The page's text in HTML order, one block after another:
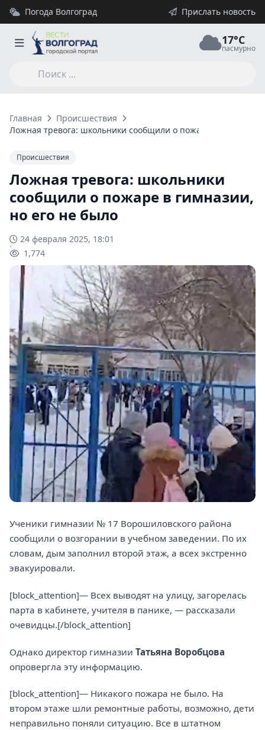
Погода Волгоград Прислать новость
17°C
пасмурно
Главная
Происшествия
Ложная тревога: школьники сообщили о пожаре в гимназии,
Происшествия
Ложная тревога: школьники
сообщили о пожаре в гимназии,
но его не было
24 февраля 2025, 18:01
1,774
Ученики гимназии № 17 Ворошиловского района
сообщили о возгорании в учебном заведении. По их
словам, дым заполнил второй этаж, а всех экстренно
эвакуировали.
[block_attention]— Всех выводят на улицу, загорелась
парта в кабинете, учителя в панике, — рассказали
очевидцы.[/block_attention]
Однако директор гимназии Татьяна Воробцова
опровергла эту информацию.
[block_attention]— Никакого пожара не было. На
втором этаже шли ремонтные работы, возможно, дети
неправильно поняли ситуацию. Все в штатном